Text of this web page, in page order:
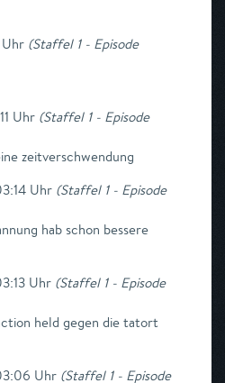
Uhr (Staffel 1 - Episode
Uhr (Staffel 1 - Episode
zeitverschwendung
Uhr (Staffel 1 - Episode
hab schon bessere
Uhr (Staffel 1 - Episode
held gegen die tatort
Uhr (Staffel 1 - Episode